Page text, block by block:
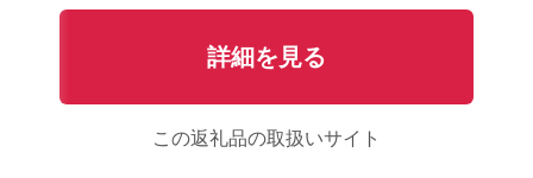
詳細を見る
この返礼品の取扱いサイト